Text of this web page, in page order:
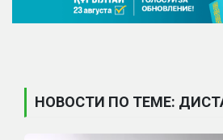
НОВОСТИ ПО ТЕМЕ: